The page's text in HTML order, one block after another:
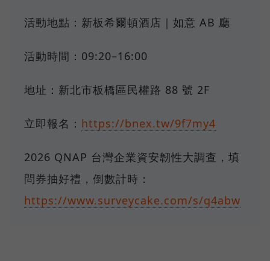
活動地點：新板希爾頓酒店｜如意 AB 廳
活動時間：09:20–16:00
地址：新北市板橋區民權路 88 號 2F
立即報名： https://bnex.tw/9f7my4
2026 QNAP 台灣企業資安韌性大調查，填
問券抽好禮，倒數計時：
https://www.surveycake.com/s/q4abw